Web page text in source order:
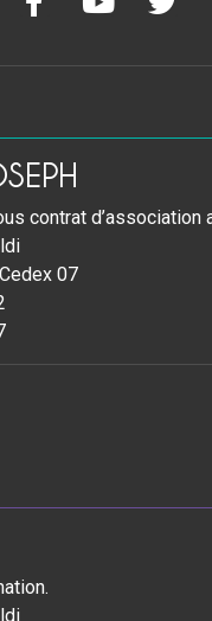
contrat d’association
07